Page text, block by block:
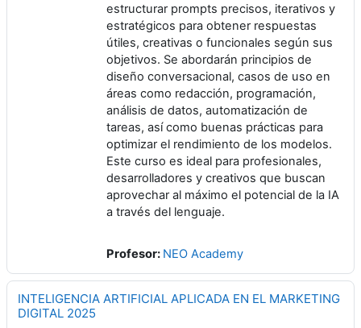
estructurar prompts precisos, iterativos y
estratégicos para obtener respuestas
útiles, creativas o funcionales según sus
objetivos. Se abordarán principios de
diseño conversacional, casos de uso en
áreas como redacción, programación,
análisis de datos, automatización de
tareas, así como buenas prácticas para
optimizar el rendimiento de los modelos.
Este curso es ideal para profesionales,
desarrolladores y creativos que buscan
aprovechar al máximo el potencial de la IA
a través del lenguaje.
Profesor: NEO Academy
INTELIGENCIA ARTIFICIAL APLICADA EN EL MARKETING
DIGITAL 2025